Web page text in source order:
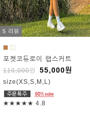
5 리뷰
포켓코듀로이 랩스커트
110,000원 55,000원
size(XS,S,M,L)
★★★★★ 4.8